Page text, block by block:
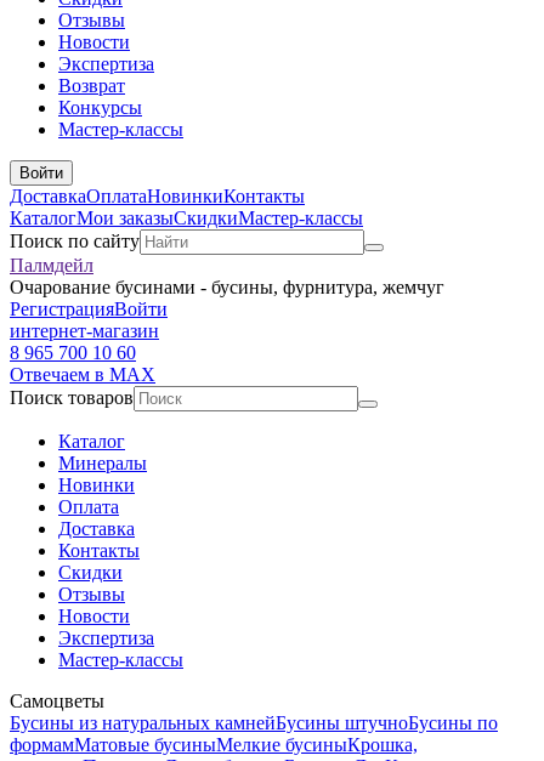
Отзывы
Новости
Экспертиза
Возврат
Конкурсы
Мастер-классы
Войти
ДоставкаОплатаНовинкиКонтакты
КаталогМои заказыСкидкиМастер-классы
Поиск по сайту
Палмдейл
Очарование бусинами - бусины, фурнитура, жемчуг
РегистрацияВойти
интернет-магазин
8 965 700 10 60
Отвечаем в MAX
Поиск товаров
Каталог
Минералы
Новинки
Оплата
Доставка
Контакты
Скидки
Отзывы
Новости
Экспертиза
Мастер-классы
Самоцветы
Бусины из натуральных камнейБусины штучноБусины по
формамМатовые бусиныМелкие бусиныКрошка,